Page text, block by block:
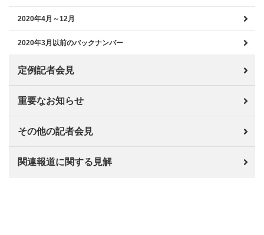
2020年4月～12月
2020年3月以前のバックナンバー
定例記者会見
重要なお知らせ
その他の記者会見
関連報道に関する見解